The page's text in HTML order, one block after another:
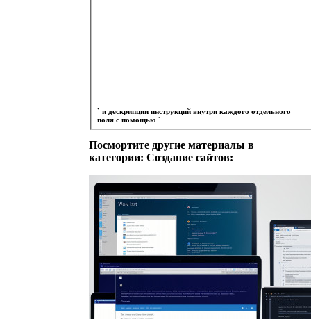
` и дескрипции инструкций внутри каждого отдельного
поля с помощью `
Посмортите другие материалы в
категории: Создание сайтов: